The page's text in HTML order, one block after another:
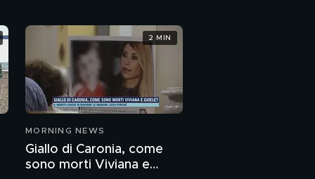
MORNING NEWS
Giallo di Caronia, come
sono morti Viviana e
2 MIN